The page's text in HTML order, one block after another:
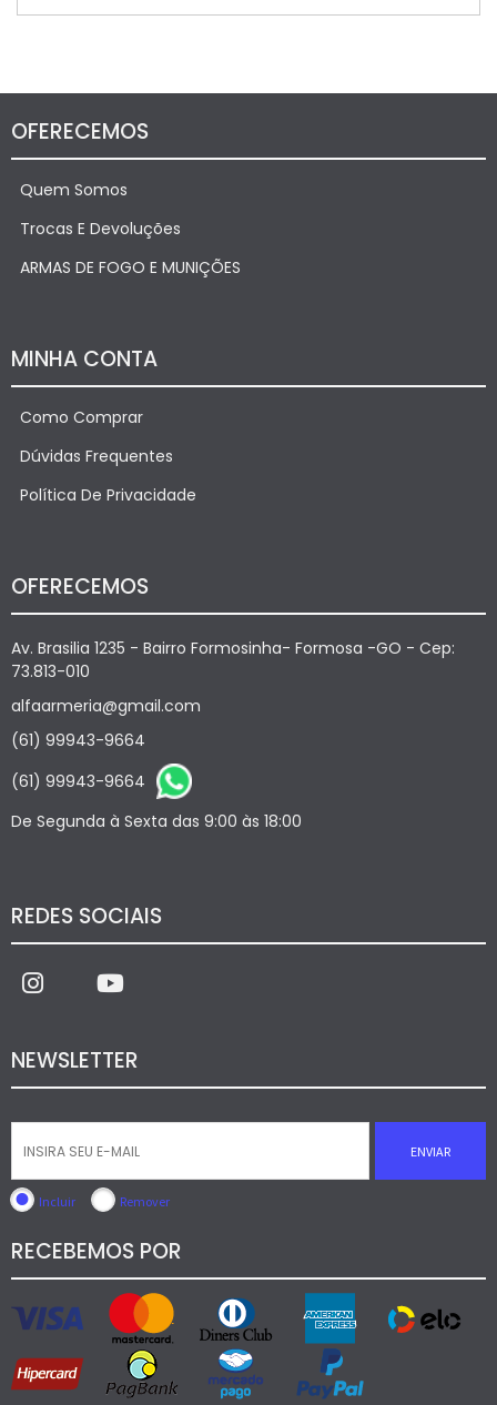
OFERECEMOS
Quem Somos
Trocas E Devoluções
ARMAS DE FOGO E MUNIÇÕES
MINHA CONTA
Como Comprar
Dúvidas Frequentes
Política De Privacidade
OFERECEMOS
Av. Brasilia 1235 - Bairro Formosinha- Formosa -GO - Cep:
73.813-010
alfaarmeria@gmail.com
(61) 99943-9664
(61) 99943-9664
De Segunda à Sexta das 9:00 às 18:00
REDES SOCIAIS
NEWSLETTER
ENVIAR
Incluir Remover
RECEBEMOS POR